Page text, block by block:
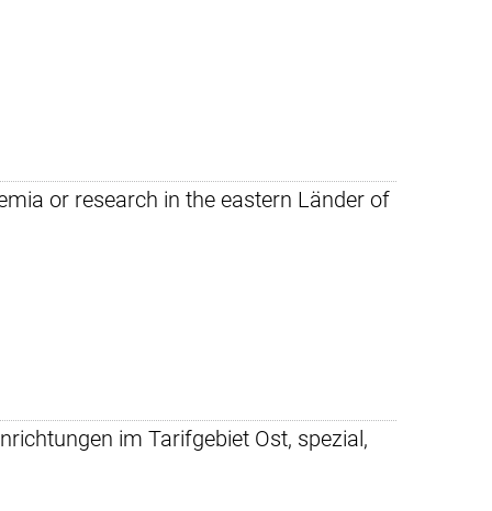
or research in the eastern Länder of
im Tarifgebiet Ost, spezial,